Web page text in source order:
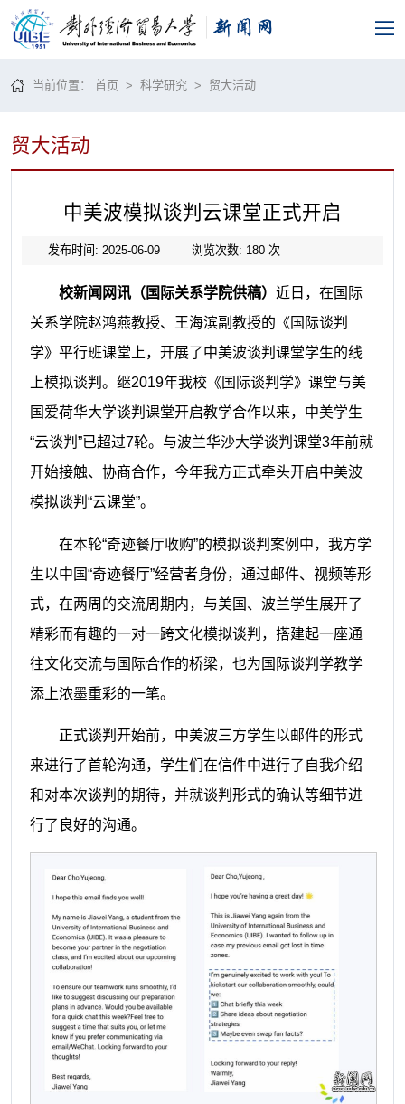
当前位置：首页 >科学研究 > 贸大活动
贸大活动
中美波模拟谈判云课堂正式开启
发布时间: 2025-06-09 浏览次数: 180次
校新闻网讯（国际关系学院供稿） 近日，在国际
关系学院赵鸿燕教授、王海滨副教授的《国际谈判
学》平行班课堂上，开展了中美波谈判课堂学生的线
上模拟谈判。继2019年我校《国际谈判学》课堂与美
国爱荷华大学谈判课堂开启教学合作以来，中美学生
“云谈判”已超过7轮。与波兰华沙大学谈判课堂3年前就
开始接触、协商合作，今年我方正式牵头开启中美波
模拟谈判“云课堂”。
在本轮“奇迹餐厅收购”的模拟谈判案例中，我方学
生以中国“奇迹餐厅”经营者身份，通过邮件、视频等形
式，在两周的交流周期内，与美国、波兰学生展开了
精彩而有趣的一对一跨文化模拟谈判，搭建起一座通
往文化交流与国际合作的桥梁，也为国际谈判学教学
添上浓墨重彩的一笔。
正式谈判开始前，中美波三方学生以邮件的形式
来进行了首轮沟通，学生们在信件中进行了自我介绍
和对本次谈判的期待，并就谈判形式的确认等细节进
行了良好的沟通。